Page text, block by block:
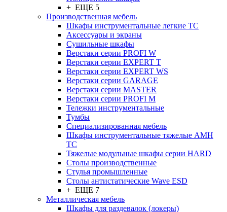
+ ЕЩЕ 5
Производственная мебель
Шкафы инструментальные легкие ТС
Аксессуары и экраны
Cушильные шкафы
Верстаки серии PROFI W
Верстаки серии EXPERT T
Верстаки серии EXPERT WS
Верстаки серии GARAGE
Верстаки серии MASTER
Верстаки серии PROFI M
Тележки инструментальные
Тумбы
Cпециализированная мебель
Шкафы инструментальные тяжелые AMH
TC
Тяжелые модульные шкафы серии HARD
Столы производственные
Стулья промышленные
Столы антистатические Wave ESD
+ ЕЩЕ 7
Металлическая мебель
Шкафы для раздевалок (локеры)